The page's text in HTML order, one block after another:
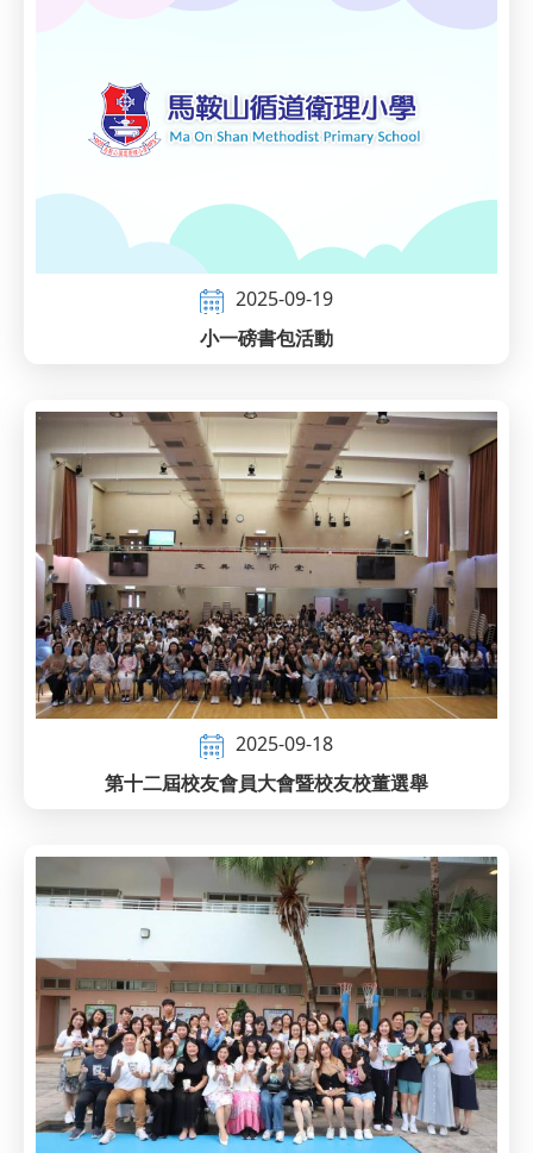
2025-09-19
小一磅書包活動
2025-09-18
第十二屆校友會員大會暨校友校董選舉